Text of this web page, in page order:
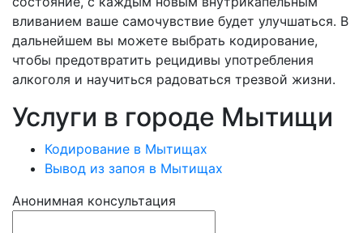
вливанием ваше самочувствие будет улучшаться. В
дальнейшем вы можете выбрать кодирование,
чтобы предотвратить рецидивы употребления
алкоголя и научиться радоваться трезвой жизни.
Услуги в городе Мытищи
Кодирование в Мытищах
Вывод из запоя в Мытищах
Анонимная консультация